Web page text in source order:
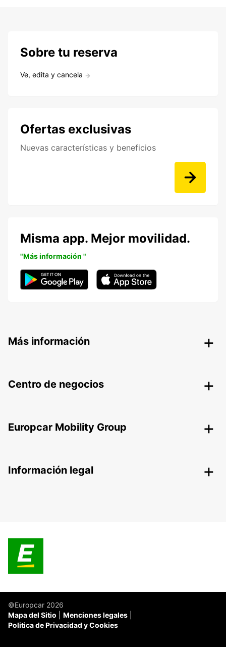
Sobre tu reserva
Ve, edita y cancela
Ofertas exclusivas
Nuevas características y beneficios
Misma app. Mejor movilidad.
"Más información "
Más información
Centro de negocios
Europcar Mobility Group
Información legal
©Europcar 2026
Mapa del Sitio
Menciones legales
Politica de Privacidad y Cookies